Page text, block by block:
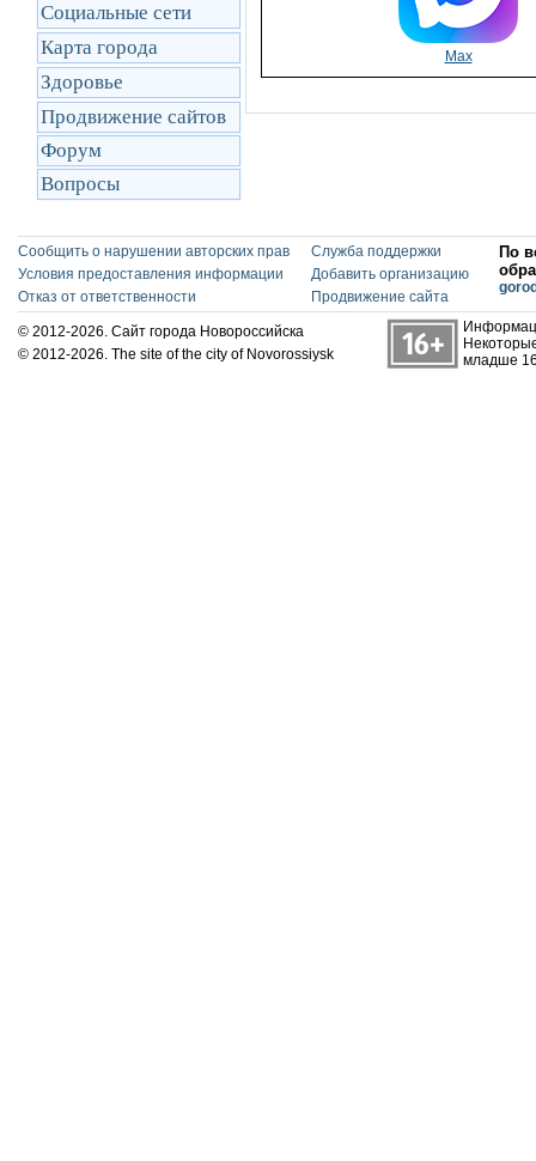
Социальные сети
Карта города
Здоровье
Продвижение сайтов
Форум
Вопросы
Max
Сообщить о нарушении авторских прав
Условия предоставления информации
Отказ от ответственности
Служба поддержки
Добавить организацию
Продвижение сайта
По
© 2012-2026. Сайт города Новороссийска
© 2012-2026. The site of the city of Novorossiysk
младше